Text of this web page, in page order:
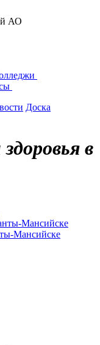
АО
Доска
в
Мансийске
Мансийске